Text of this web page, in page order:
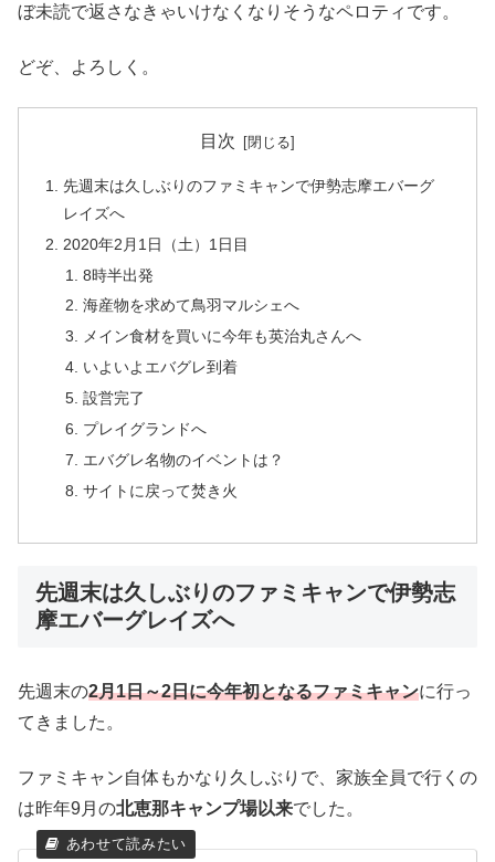
ぼ未読で返さなきゃいけなくなりそうなペロティです。
どぞ、よろしく。
目次
先週末は久しぶりのファミキャンで伊勢志摩エバーグ
レイズへ
2020年2月1日（土）1日目
8時半出発
海産物を求めて鳥羽マルシェへ
メイン食材を買いに今年も英治丸さんへ
いよいよエバグレ到着
設営完了
プレイグランドへ
エバグレ名物のイベントは？
サイトに戻って焚き火
先週末は久しぶりのファミキャンで伊勢志
摩エバーグレイズへ
先週末の2月1日～2日に今年初となるファミキャンに行っ
てきました。
ファミキャン自体もかなり久しぶりで、家族全員で行くの
は昨年9月の北恵那キャンプ場以来でした。